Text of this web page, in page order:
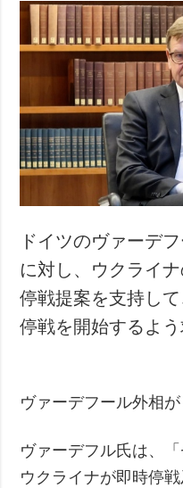
ドイツのヴァーデ
に対し、ウクライ
停戦提案を支持し
停戦を開始するよう
ヴァーデフール外相
ヴァーデフル氏は、
ウクライナが即時停